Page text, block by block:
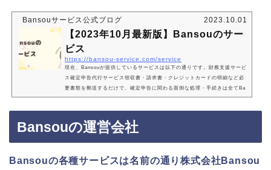
Bansouサービス公式ブログ 2023.10.01
【2023年10月最新版】Bansouのサー
ビス
https://bansou-service.com/service
現在、Bansouが提供しているサービスは以下の通りです。財務支援サービ
ス確定申告代行サービス領収書・請求書・クレジットカードの明細など必
要書類を郵送するだけで、確定申告に関わる面倒な処理・手続きは全てBa
nsouが代行するサービスです。通常であれば、書類を整理し、会計ソフト
規に法人を設立したり、個人事業主の売り上げが高くなってきて、法人成
Bansouの運営会社
Bansouの各種サービスは名前の通り株式会社Bansou